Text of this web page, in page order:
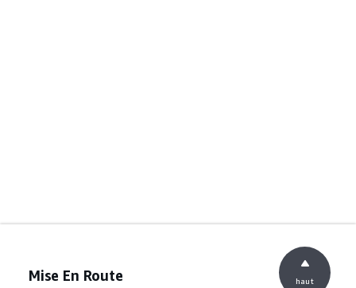
Mise En Route haut